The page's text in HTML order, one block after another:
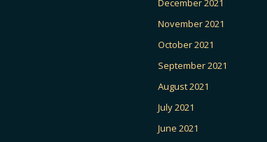
December 2021
November 2021
October 2021
September 2021
August 2021
July 2021
June 2021